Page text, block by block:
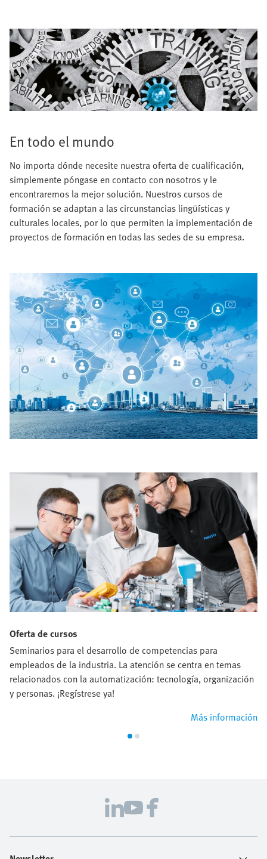
En todo el mundo
No importa dónde necesite nuestra oferta de cualificación,
simplemente póngase en contacto con nosotros y le
encontraremos la mejor solución. Nuestros cursos de
formación se adaptan a las circunstancias lingüísticas y
culturales locales, por lo que permiten la implementación de
proyectos de formación en todas las sedes de su empresa.
Oferta de cursos
Seminarios para el desarrollo de competencias para
empleados de la industria. La atención se centra en temas
relacionados con la automatización: tecnología, organización
y personas. ¡Regístrese ya!
Más información